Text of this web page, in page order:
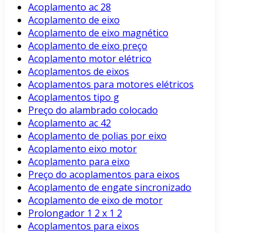
Acoplamento ac 28
Acoplamento de eixo
Acoplamento de eixo magnético
Acoplamento de eixo preço
Acoplamento motor elétrico
Acoplamentos de eixos
Acoplamentos para motores elétricos
Acoplamentos tipo g
Preço do alambrado colocado
Acoplamento ac 42
Acoplamento de polias por eixo
Acoplamento eixo motor
Acoplamento para eixo
Preço do acoplamentos para eixos
Acoplamento de engate sincronizado
Acoplamento de eixo de motor
Prolongador 1 2 x 1 2
Acoplamentos para eixos